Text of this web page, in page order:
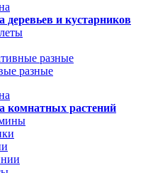
деревьев и кустарников
разные
разные
комнатных растений